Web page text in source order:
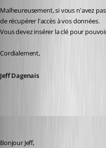
Malheureusement, si vous n'avez
de récupérer l'accès à vos données.
Vous devez insérer la clé pour
Cordialement,
Jeff Dagenais
Bonjour Jeff,